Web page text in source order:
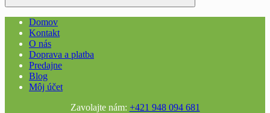
Domov
Kontakt
O nás
Doprava a platba
Predajne
Blog
Môj účet
Zavolajte nám: +421 948 094 681